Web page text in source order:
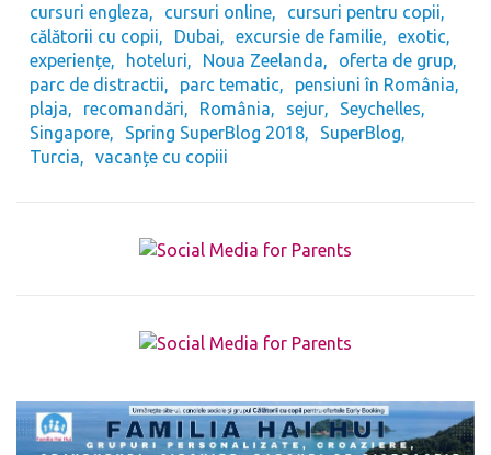
cursuri engleza
cursuri online
cursuri pentru copii
călătorii cu copii
Dubai excursie de familie
exotic
experiențe
hoteluri Noua Zeelanda
oferta de grup
parc de distractii
parc tematic
pensiuni în România
plaja
recomandări România sejur
Seychelles
Singapore
Spring SuperBlog 2018
SuperBlog
Turcia
vacanțe cu copiii
The form you have selected does not exist.